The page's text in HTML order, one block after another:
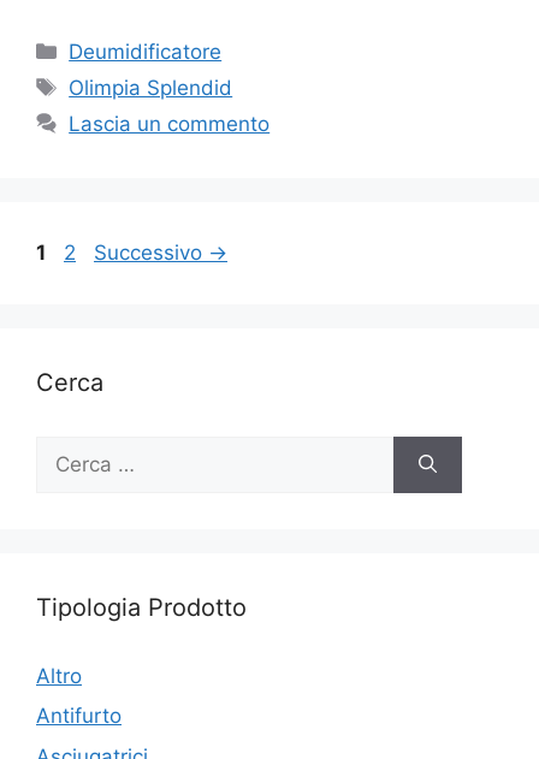
Categorie
Deumidificatore
Tag
Olimpia Splendid
Lascia un commento
Pagina
1 Pagina
2 Successivo →
Cerca
per:
Tipologia Prodotto
Altro
Antifurto